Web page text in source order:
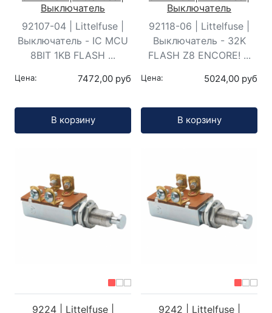
Выключатель
92107-04 | Littelfuse |
Выключатель - IC MCU
8BIT 1KB FLASH ...
Цена: 7472,00 руб
В корзину
Выключатель
92118-06 | Littelfuse |
Выключатель - 32K
FLASH Z8 ENCORE! ...
Цена: 5024,00 руб
В корзину
9224 | Littelfuse |
9242 | Littelfuse |